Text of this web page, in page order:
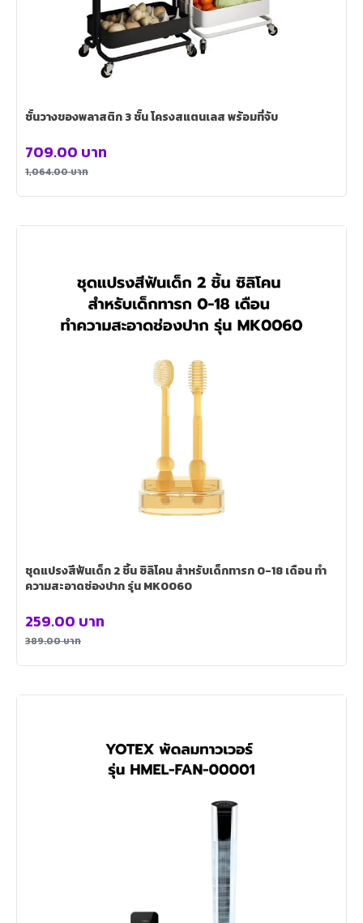
ชั้นวางของพลาสติก 3 ชั้น โครงสแตนเลส พร้อมที่จับ
1,064.00บาท
709.00 บาท
ชุดแปรงสีฟันเด็ก 2 ชิ้น ซิลิโคน สําหรับเด็กทารก 0-18 เดือน ทํา
ความสะอาดช่องปาก รุ่น MK0060
389.00บาท
259.00 บาท